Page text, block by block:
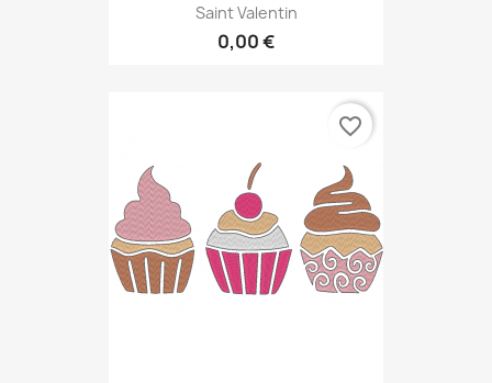
Saint Valentin
0,00 €
favorite_border